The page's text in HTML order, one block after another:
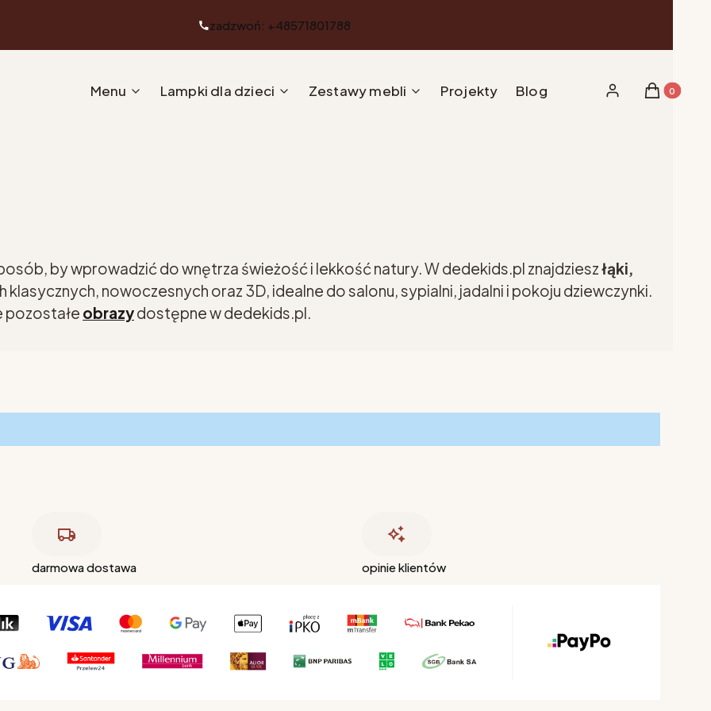
zadzwoń: +48571801788
Menu Lampki dla dzieci Zestawy mebli Projekty Blog Zaloguj sięProdukty
Koszyk
by wprowadzić do wnętrza świeżość i lekkość natury. W dedekids.pl znajdzieszłąki,
klasycznych, nowoczesnych oraz 3D, idealne do salonu, sypialni, jadalni i pokoju dziewczynki.
pozostałe obrazydostępne w dedekids.pl.
darmowa dostawa opinie klientów